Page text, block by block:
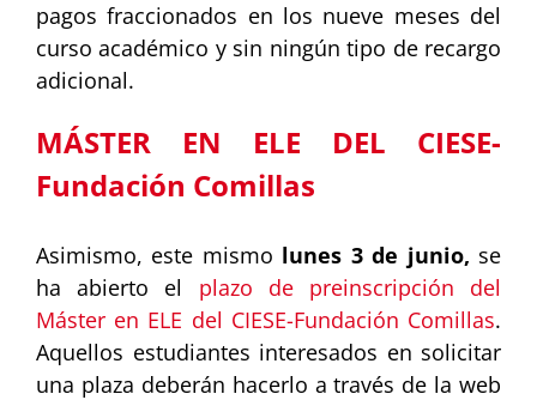
pagos fraccionados en los nueve meses del
curso académico y sin ningún tipo de recargo
adicional.
MÁSTER EN ELE DEL CIESE-
Fundación Comillas
Asimismo, este mismo lunes 3 de junio, se
ha abierto el plazo de preinscripción del
Máster en ELE del CIESE-Fundación Comillas.
Aquellos estudiantes interesados en solicitar
una plaza deberán hacerlo a través de la web